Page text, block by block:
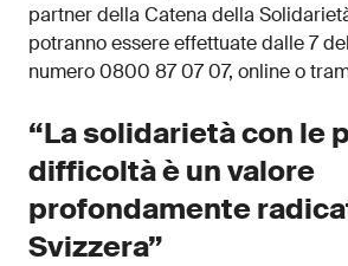
partner della Catena della
potranno essere effettuate dalle 7
numero 0800 87 07 07, online o
“La solidarietà con le
difficoltà è un valore
profondamente
Svizzera”